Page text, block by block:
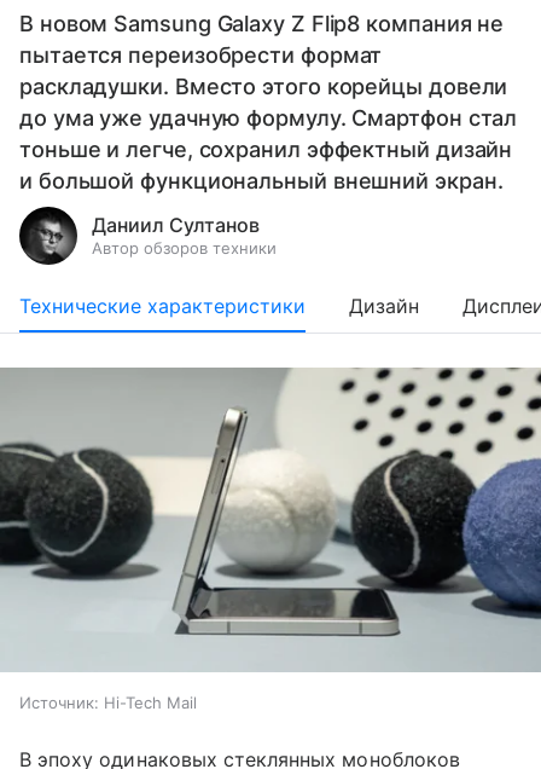
В новом Samsung Galaxy Z Flip8 компания не
пытается переизобрести формат
раскладушки. Вместо этого корейцы довели
до ума уже удачную формулу. Смартфон стал
тоньше и легче, сохранил эффектный дизайн
и большой функциональный внешний экран.
Даниил Султанов
Автор обзоров техники
Технические характеристики Дизайн
Источник: Hi-Tech Mail
В эпоху одинаковых стеклянных моноблоков